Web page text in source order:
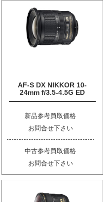
AF-S DX NIKKOR 10-
24mm f/3.5-4.5G ED
新品参考買取価格
お問合せ下さい
中古参考買取価格
お問合せ下さい